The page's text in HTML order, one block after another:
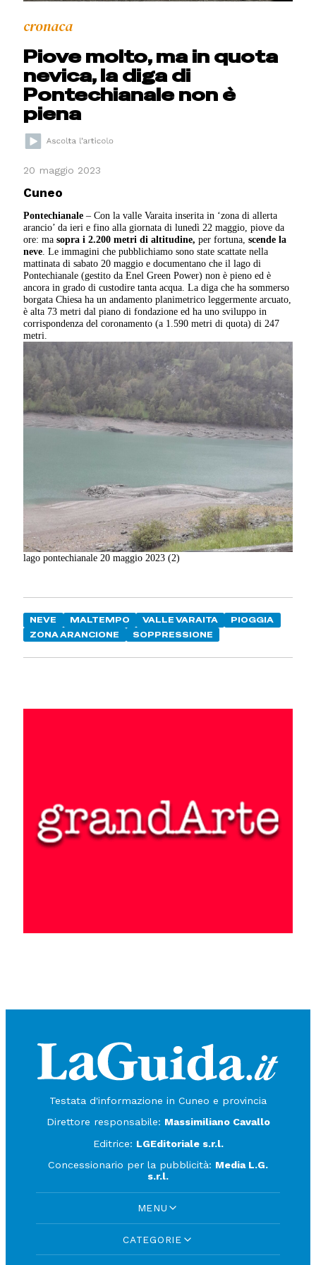
cronaca
Piove molto, ma in quota
nevica, la diga di
Pontechianale non è
piena
20 maggio 2023
Cuneo
Pontechianale– Con la valle Varaita inserita in ‘zona di allerta
arancio’ da ieri e fino alla giornata di lunedì 22 maggio, piove da
ore: ma sopra i 2.200 metri di altitudine, per fortuna, scende la
neve . Le immagini che pubblichiamo sono state scattate nella
mattinata di sabato 20 maggio e documentano che il lago di
Pontechianale (gestito da Enel Green Power) non è pieno ed è
ancora in grado di custodire tanta acqua. La diga che ha sommerso
borgata Chiesa ha un andamento planimetrico leggermente arcuato,
è alta 73 metri dal piano di fondazione ed ha uno sviluppo in
corrispondenza del coronamento (a 1.590 metri di quota) di 247
metri.
lago pontechianale 20 maggio 2023 (2)
NEVE MALTEMPO VALLE VARAITA
PIOGGIA
ZONA ARANCIONE
SOPPRESSIONE
Testata d'informazione in Cuneo e provincia
Direttore responsabile: Massimiliano Cavallo
Editrice: LGEditoriale s.r.l.
Concessionario per la pubblicità: Media L.G.
s.r.l.
MENU
CATEGORIE